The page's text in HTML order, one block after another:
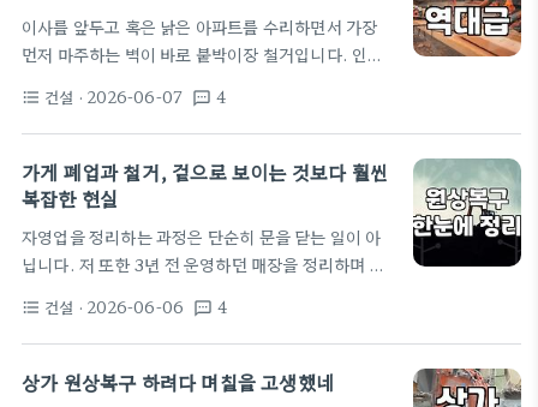
해야 할 것은 철거 범위입니다. 임대인과 처음 계약할
때 작성한 원상복구 합의서가 기준이 됩니다. 단순히
내부 집기만 빼내는 원상복구가 아니라, 바닥재, 천장
이사를 앞두고 혹은 낡은 아파트를 수리하면서 가장
먼저 마주하는 벽이 바로 붙박이장 철거입니다. 인테
다'는 무용담이 올라오지만, 막상 현장을 겪어보면 말
처럼 쉬운 일은 결코 아닙니다. 저도 몇 년 전 청주 구
축 아파트로 이사하면서 안방 붙박이장을 직접 뜯어내
려다 중간에 포기하고 결국 업체에 연락했던 뼈아픈
넷에서 본 대로 전동 드릴 하나 들고 시작했습니다. 처
음 1시간은 순조로웠습니다. 문짝을 떼어내고 내부 선
반을 분리할 때까지만 해도 '이 정도면 10만 원은 아꼈
format_list_bulleted 건설 · 2026-06-07 textsms 4
가게 폐업과 철거, 겉으로 보이는 것보다 훨씬
복잡한 현실
자영업을 정리하는 과정은 단순히 문을 닫는 일이 아
닙니다. 저 또한 3년 전 운영하던 매장을 정리하며 철
생한 기억이 있습니다. 많은 사장님이 폐업 결정을 내
린 뒤 가장 먼저 하는 실수가 '철거 견적만 낮추면 된
다'는 생각입니다. 하지만 실제로 현장에서 겪어보면,
format_list_bulleted 건설 · 2026-06-06 textsms 4
상가 원상복구 하려다 며칠을 고생했네